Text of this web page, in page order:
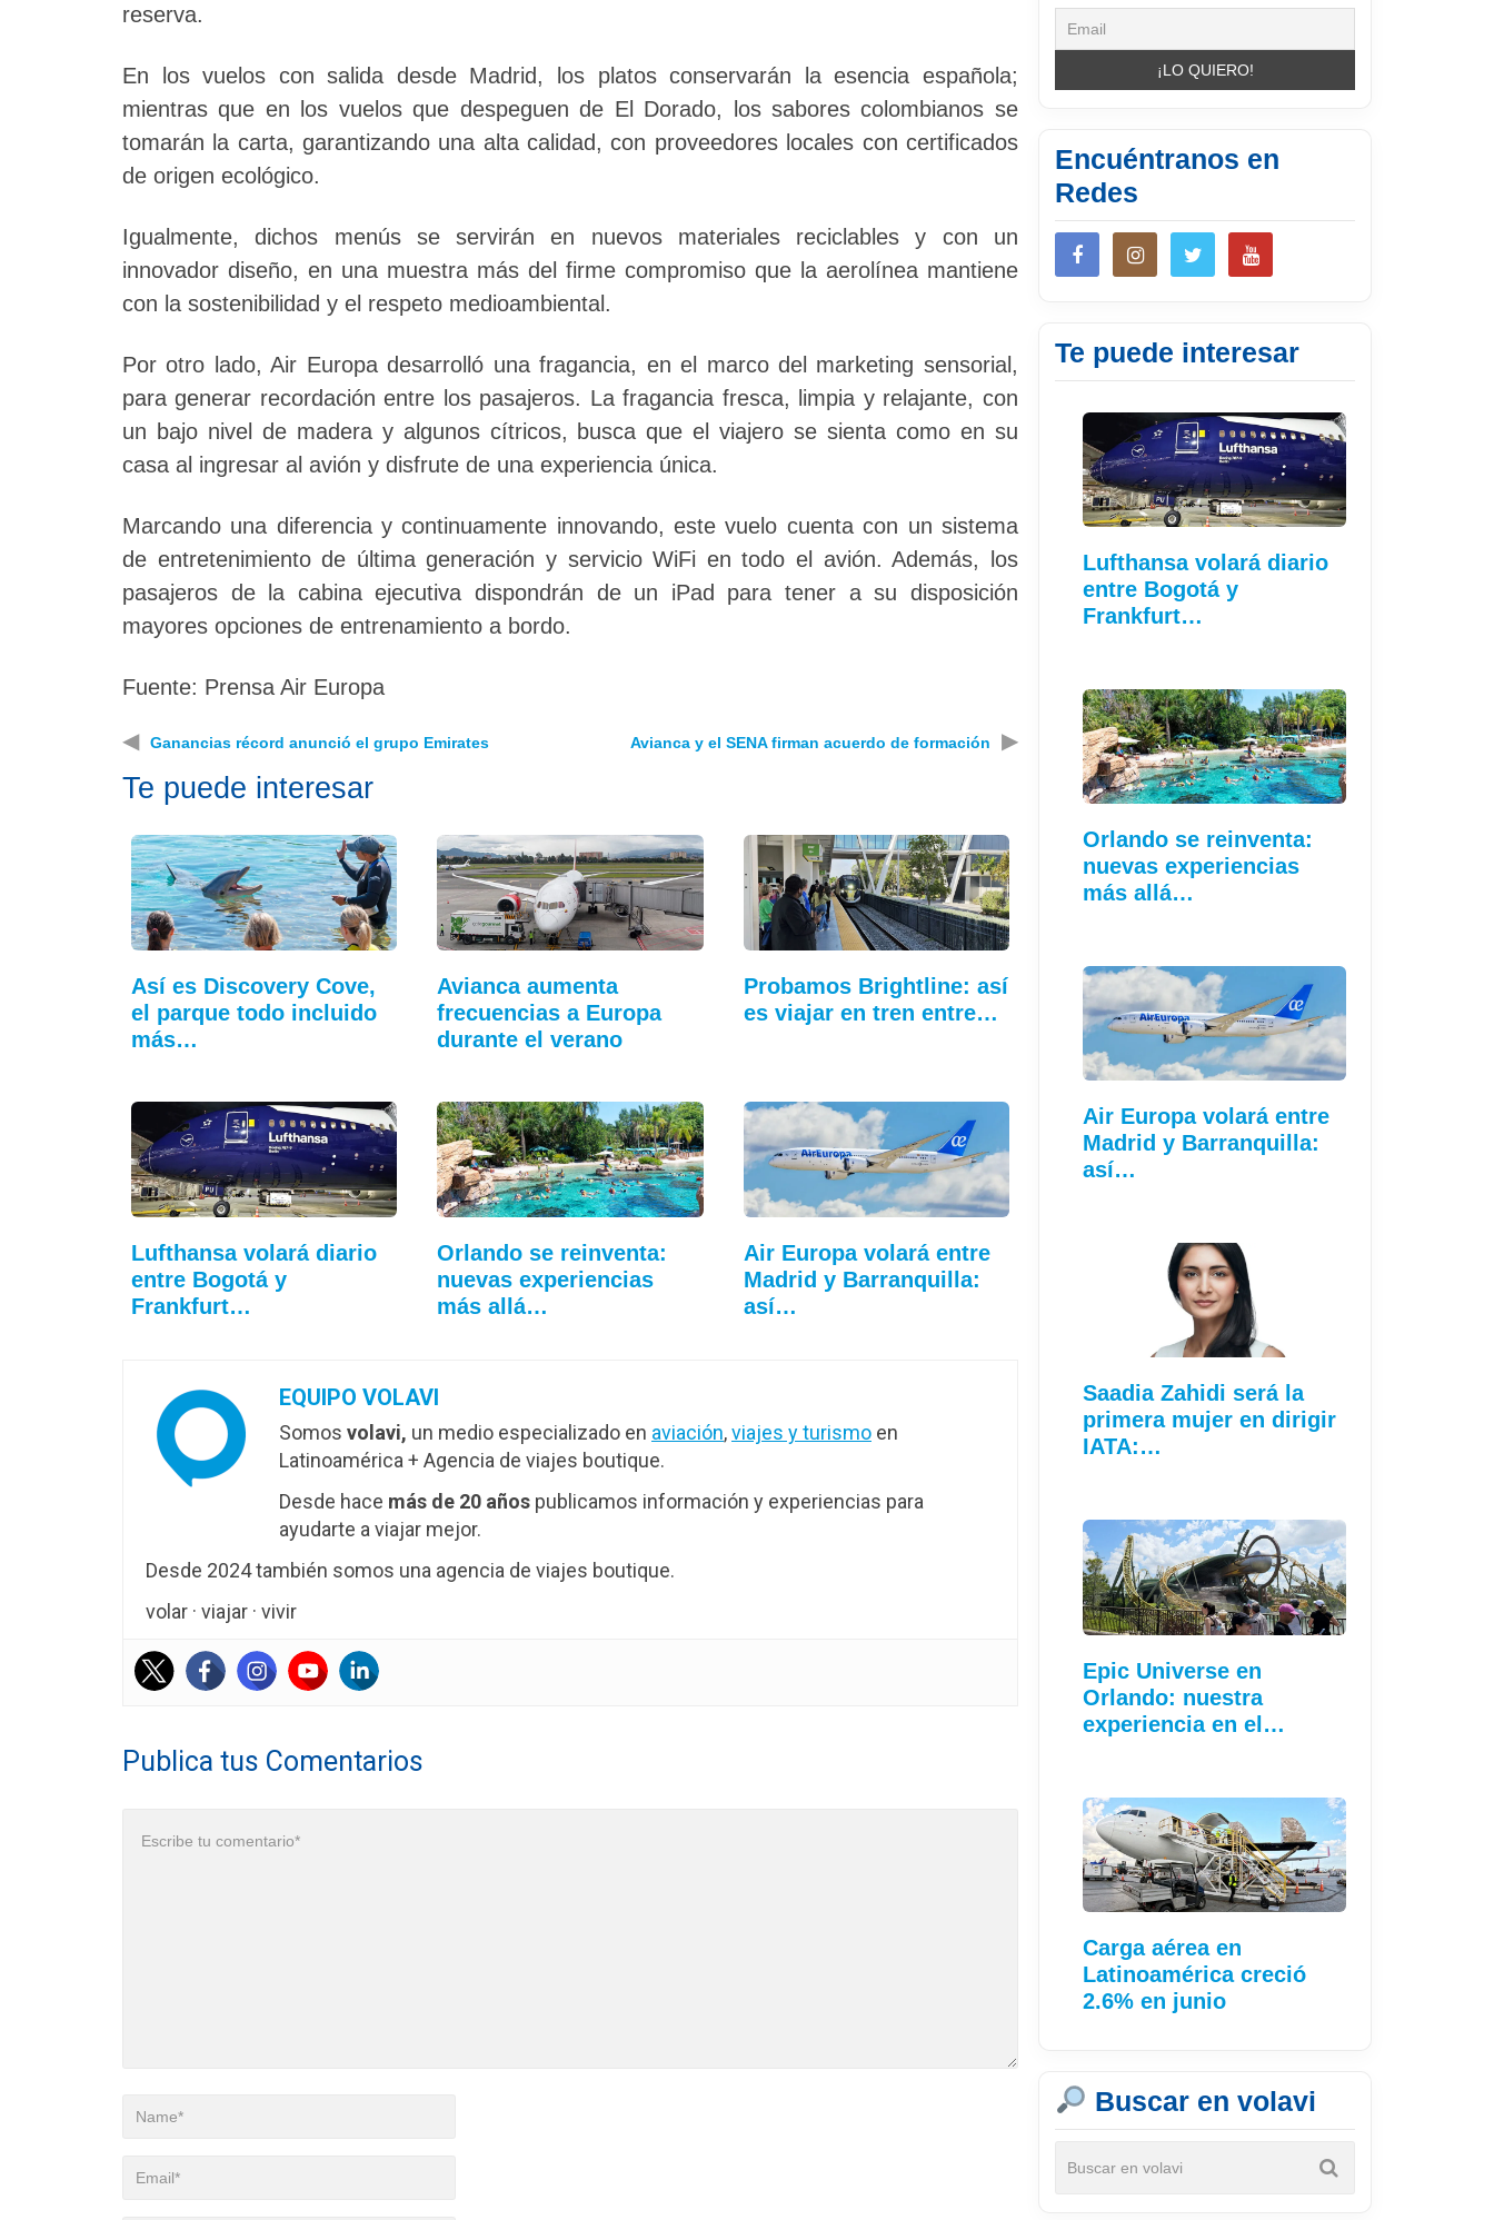
reserva.
En los vuelos con salida desde Madrid, los platos conservarán la esencia española;
mientras que en los vuelos que despeguen de El Dorado, los sabores colombianos se
tomarán la carta, garantizando una alta calidad, con proveedores locales con certificados
de origen ecológico.
Igualmente, dichos menús se servirán en nuevos materiales reciclables y con un
innovador diseño, en una muestra más del firme compromiso que la aerolínea mantiene
con la sostenibilidad y el respeto medioambiental.
Por otro lado, Air Europa desarrolló una fragancia, en el marco del marketing sensorial,
para generar recordación entre los pasajeros. La fragancia fresca, limpia y relajante, con
un bajo nivel de madera y algunos cítricos, busca que el viajero se sienta como en su
casa al ingresar al avión y disfrute de una experiencia única.
Marcando una diferencia y continuamente innovando, este vuelo cuenta con un sistema
de entretenimiento de última generación y servicio WiFi en todo el avión. Además, los
pasajeros de la cabina ejecutiva dispondrán de un iPad para tener a su disposición
mayores opciones de entrenamiento a bordo.
Fuente: Prensa Air Europa
◀ Ganancias récord anunció el grupo Emirates Avianca y el SENA firman acuerdo de formación ▶
Te puede interesar
Así es Discovery Cove,
el parque todo incluido
más…
Avianca aumenta
frecuencias a Europa
durante el verano
Probamos Brightline: así
es viajar en tren entre…
Lufthansa volará diario
entre Bogotá y
Frankfurt…
Orlando se reinventa:
nuevas experiencias
más allá…
Air Europa volará entre
Madrid y Barranquilla:
así…
EQUIPO VOLAVI
Somos volavi, un medio especializado en aviación,viajes y turismo en
Latinoamérica + Agencia de viajes boutique.
Desde hace más de 20 años publicamos información y experiencias para
ayudarte a viajar mejor.
Desde 2024 también somos una agencia de viajes boutique.
volar · viajar · vivir
Publica tus Comentarios
Encuéntranos en
Redes
Te puede interesar
Lufthansa volará diario
entre Bogotá y
Frankfurt…
Orlando se reinventa:
nuevas experiencias
más allá…
Air Europa volará entre
Madrid y Barranquilla:
así…
Saadia Zahidi será la
primera mujer en dirigir
IATA:…
Epic Universe en
Orlando: nuestra
experiencia en el…
Carga aérea en
Latinoamérica creció
2.6% en junio
Buscar en volavi